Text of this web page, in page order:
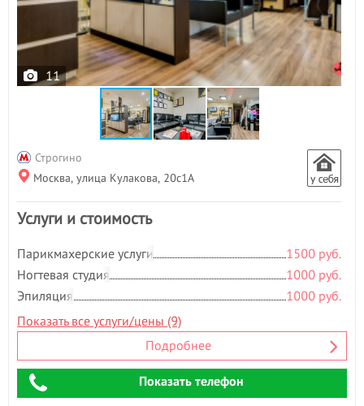
11
Строгино
Москва, улица Кулакова, 20с1А
Услуги и стоимость
Парикмахерские услуги
1500 руб.
Ногтевая студия
1000 руб.
Эпиляция
1000 руб.
Показать все услуги/цены (9)
Подробнее
Показать телефон